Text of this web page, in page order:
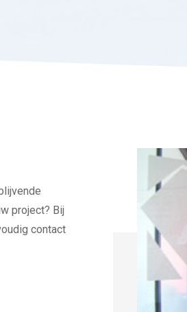
project? Bij
contact